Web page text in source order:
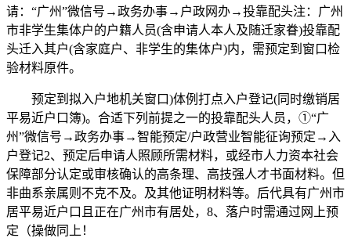
请：“广州”微信号→政务办事→户政网办→投靠配头注：广州
市非学生集体户的户籍人员(含申请人本人及随迁家眷)投靠配
头迁入其户(含家庭户、非学生的集体户)内，需预定到窗口检
验材料原件。
预定到拟入户地机关窗口)体例打点入户登记(同时缴销居
平易近户口簿)。合适下列前提之一的投靠配头人员，①“广
州”微信号→政务办事→智能预定/户政营业智能征询预定→入
户登记2、预定后申请人照顾所需材料，或经市人力资本社会
保障部分认定或审核确认的高条理、高技强人才书面材料。但
非曲系亲属则不克不及。及其他证明材料等。后代具有广州市
居平易近户口且正在广州市有居处，8、落户时需通过网上预
定（操做同上！